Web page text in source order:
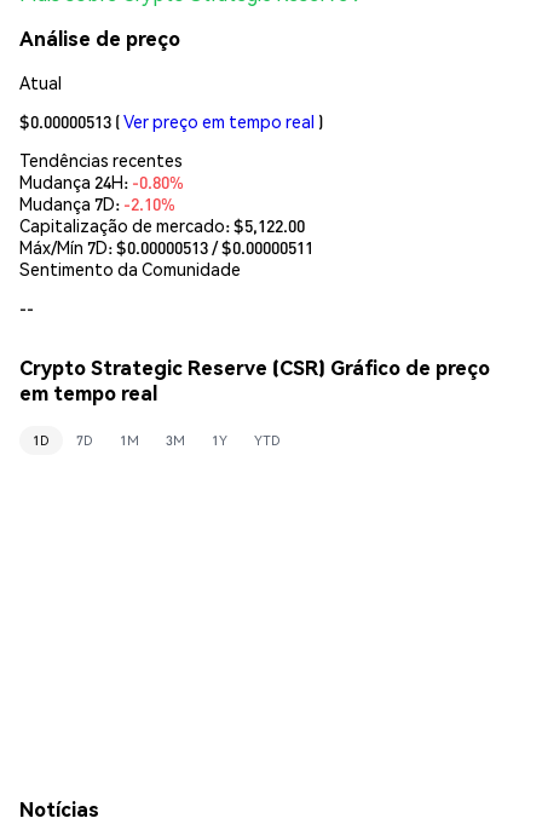
Análise de preço
Atual
$0.00000513 (Ver preço em tempo real )
Tendências recentes
Mudança 24H: -0.80%
Mudança 7D: -2.10%
Capitalização de mercado:$5,122.00
Máx/Mín 7D: $0.00000513/ $0.00000511
Sentimento da Comunidade
--
Crypto Strategic Reserve (CSR) Gráfico de preço
em tempo real
1D 7D 1M 3M 1Y YTD
Notícias